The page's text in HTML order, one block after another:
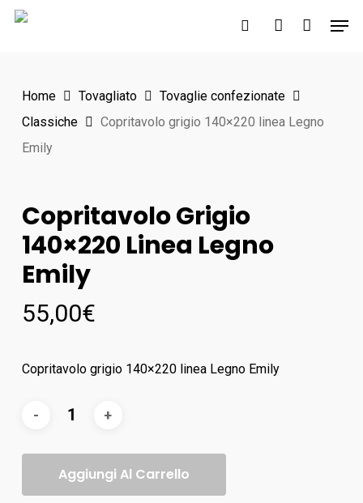
Skip
search account
Home Tovagliato
Tovaglie confezionate
Classiche
Copritavolo grigio 140×220 linea Legno
Emily
Copritavolo Grigio
140×220 Linea Legno
Emily
55,00€
Copritavolo grigio 140×220 linea Legno Emily
Aggiungi Al Carrello